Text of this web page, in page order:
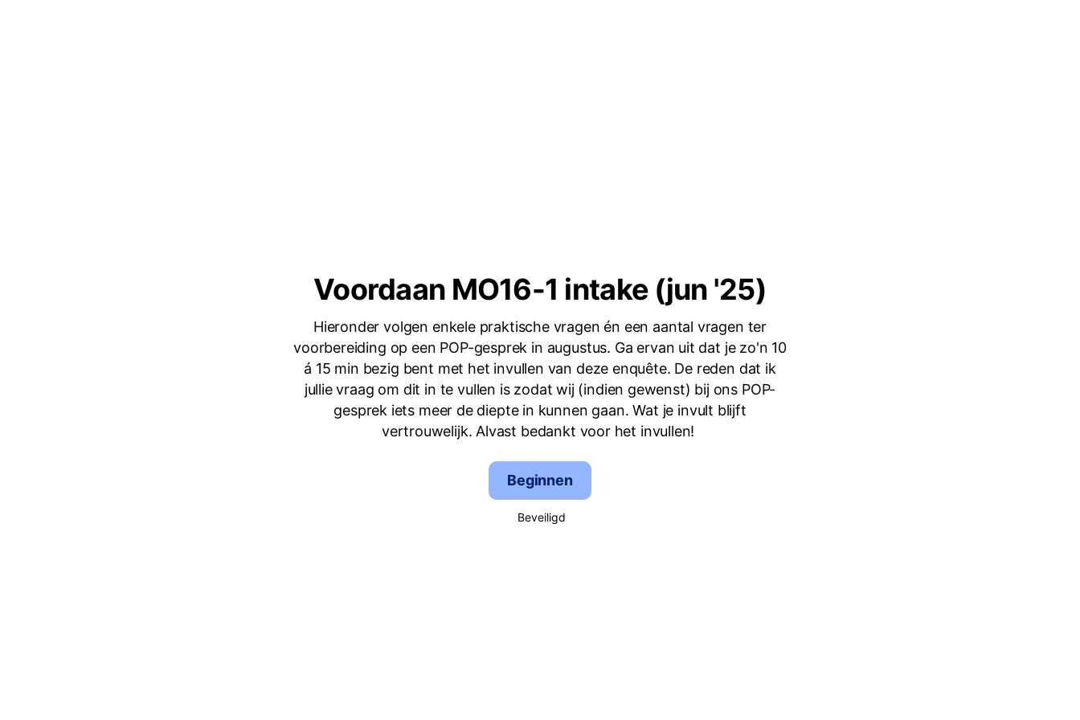
Voordaan MO16-1 intake (jun '25)
Hieronder volgen enkele praktische vragen én een aantal vragen ter
voorbereiding op een POP-gesprek in augustus. Ga ervan uit dat je zo'n 10
á 15 min bezig bent met het invullen van deze enquête. De reden dat ik
jullie vraag om dit in te vullen is zodat wij (indien gewenst) bij ons POP-
gesprek iets meer de diepte in kunnen gaan. Wat je invult blijft
vertrouwelijk. Alvast bedankt voor het invullen!
Beginnen
Beveiligd